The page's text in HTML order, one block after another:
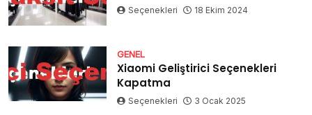
Seçenekleri 18 Ekim 2024
GENEL
Xiaomi Geliştirici Seçenekleri
Kapatma
Seçenekleri 3 Ocak 2025